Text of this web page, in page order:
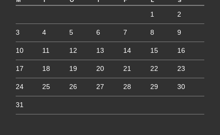
1 2
3 4 5 6 7 8 9
10 11 12 13 14 15 16
17 18 19 20 21 22 23
24 25 26 27 28 29 30
31